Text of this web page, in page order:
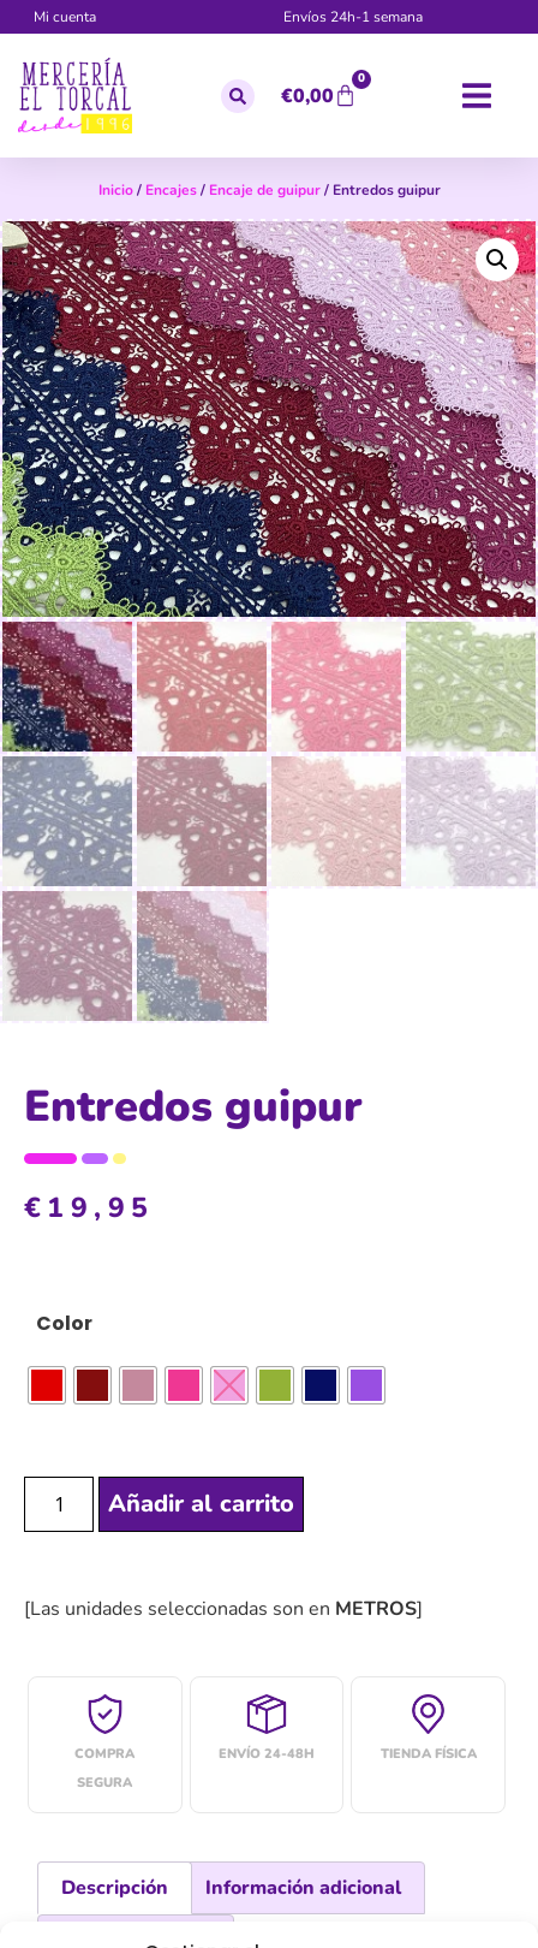
Mi cuenta Envíos 24h-1 semana
€0,00
0
Inicio/ Encajes/ Encaje de guipur/ Entredos guipur
Entredos guipur
€ 19,95
Color
Añadir al carrito
[Las unidades seleccionadas son en METROS]
COMPRA
SEGURA
ENVÍO 24-48H TIENDA FÍSICA
Descripción
Información adicional
Valoraciones (0)